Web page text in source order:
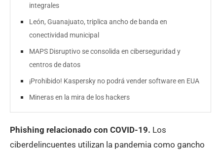
integrales
León, Guanajuato, triplica ancho de banda en
conectividad municipal
MAPS Disruptivo se consolida en ciberseguridad y
centros de datos
¡Prohibido! Kaspersky no podrá vender software en EUA
Mineras en la mira de los hackers
Phishing relacionado con COVID-19. Los
ciberdelincuentes utilizan la pandemia como gancho